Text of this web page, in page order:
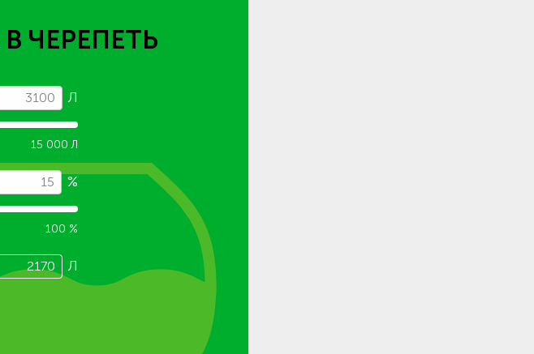
В ЧЕРЕПЕТЬ
Л
15 000 Л
%
100 %
Л